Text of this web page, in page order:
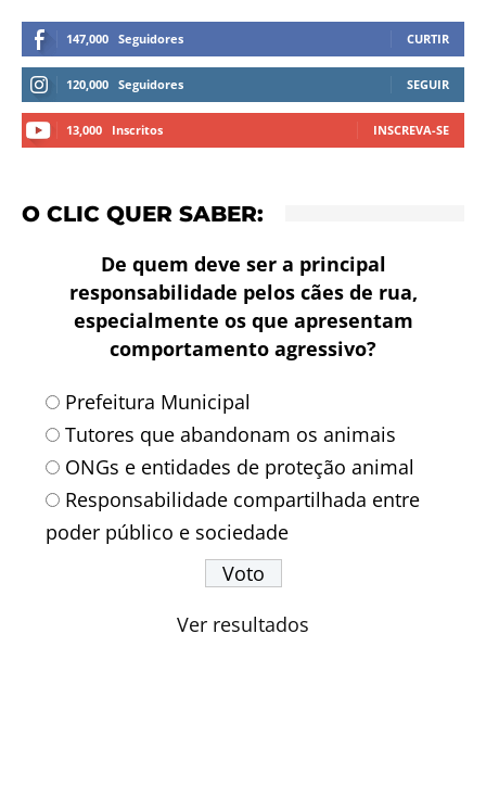
147,000 Seguidores CURTIR
120,000 Seguidores SEGUIR
13,000 Inscritos INSCREVA-SE
O CLIC QUER SABER:
De quem deve ser a principal
responsabilidade pelos cães de rua,
especialmente os que apresentam
comportamento agressivo?
Prefeitura Municipal
Tutores que abandonam os animais
ONGs e entidades de proteção animal
Responsabilidade compartilhada entre
poder público e sociedade
Ver resultados